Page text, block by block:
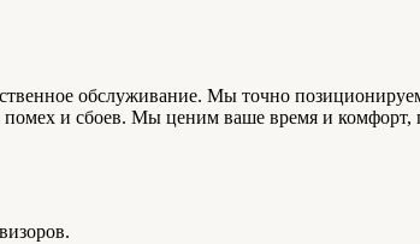
обслуживание. Мы точно
помех и сбоев. Мы ценим ваше время и